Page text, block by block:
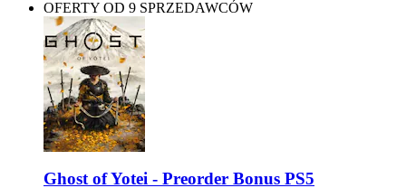
OFERTY OD 9 SPRZEDAWCÓW
Ghost of Yotei - Preorder Bonus PS5